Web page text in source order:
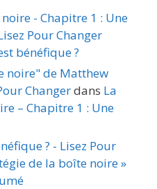
- Chapitre 1 : Une
Pour Changer
bénéfique ?
noire" de Matthew
Changerdans La
– Chapitre 1 : Une
? - Lisez Pour
de la boîte noire »